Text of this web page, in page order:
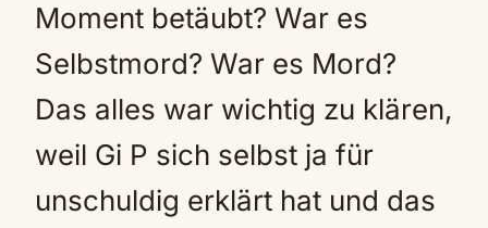
Moment betäubt? War es
Selbstmord? War es Mord?
Das alles war wichtig zu klären,
weil Gi P sich selbst ja für
unschuldig erklärt hat und das